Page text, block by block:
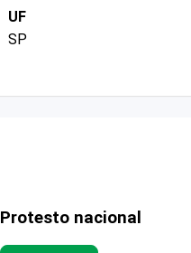
UF
SP
Protesto nacional